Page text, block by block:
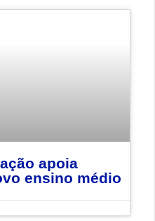
apoia
ensino médio